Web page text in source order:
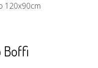
120x90cm
Boffi